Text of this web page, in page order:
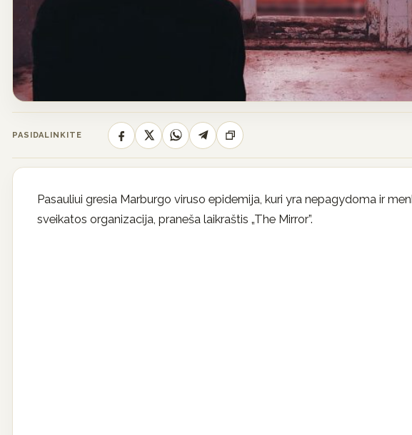
PASIDALINKITE
Pasauliui gresia Marburgo viruso epidemija, kuri yra nepagydoma ir
sveikatos organizacija, praneša laikraštis „The Mirror”.